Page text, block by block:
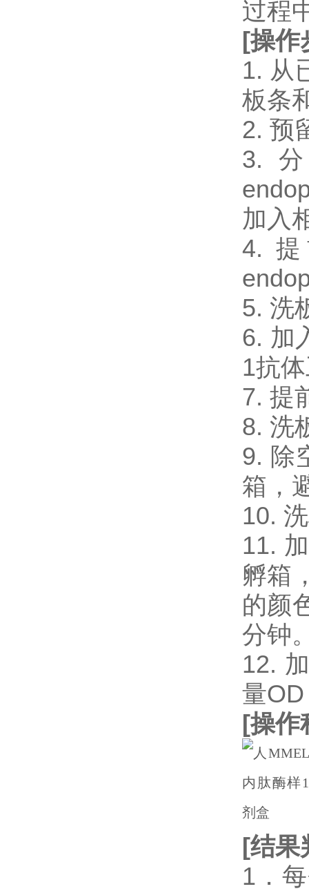
过程
[操作
1. 从
板条
2. 预
3.
加入
4.
5. 洗
6. 加
1抗
7. 提
8. 洗
9. 除
箱，
10.
11.
孵箱
的颜
分钟
12.
量
[操作
[结果
1．